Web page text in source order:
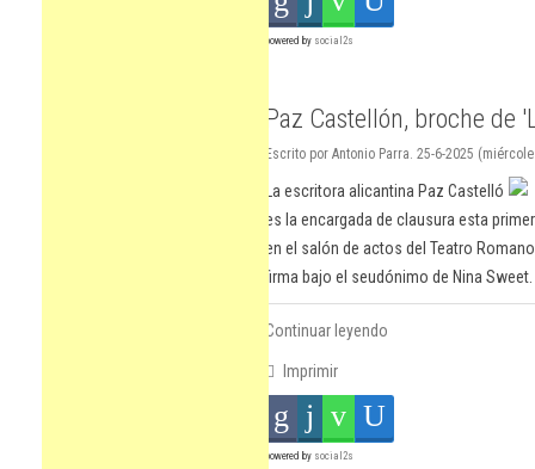
powered by social2s
Paz Castellón, broche de
Escrito por Antonio Parra. 25-6-2025
La escritora alicantina Paz Castelló
es la encargada de clausura esta
en el salón de actos del Teatro
firma bajo el seudónimo de Nina Sweet.
Continuar leyendo
Imprimir
powered by social2s